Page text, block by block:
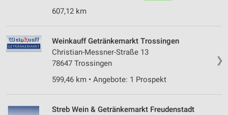
607,12 km
❯
Weinkauff Getränkemarkt Trossingen
Christian-Messner-Straße 13
78647 Trossingen
599,46 km • Angebote: 1 Prospekt
Streb Wein & Getränkemarkt Freudenstadt